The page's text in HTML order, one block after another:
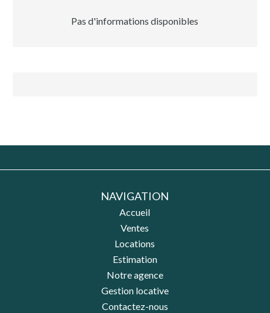
Pas d'informations disponibles
NAVIGATION
Accueil
Ventes
Locations
Estimation
Notre agence
Gestion locative
Contactez-nous